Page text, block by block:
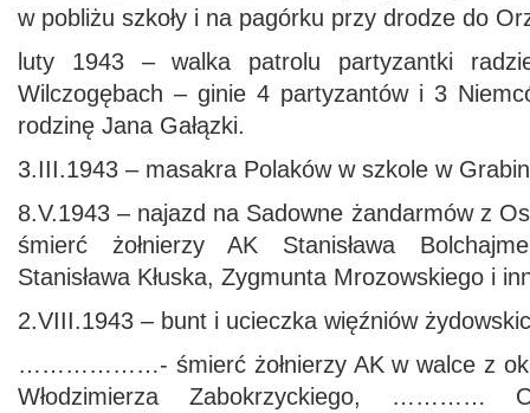
w pobliżu szkoły i na pagórku przy drodze do
luty 1943 – walka patrolu partyzantki
Wilczogębach – ginie 4 partyzantów i 3
rodzinę Jana Gałązki.
3.III.1943 – masakra Polaków w szkole w
8.V.1943 – najazd na Sadowne żandarmów z
śmierć żołnierzy AK Stanisława
Stanisława Kłuska, Zygmunta Mrozowskiego i
2.VIII.1943 – bunt i ucieczka więźniów
………………- śmierć żołnierzy AK w walce z
Włodzimierza Zabokrzyckiego, …………